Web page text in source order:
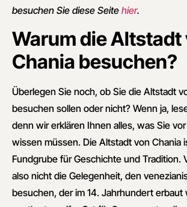
besuchen Sie diese Seite hier.
Warum die Altstadt
Chania besuchen?
Überlegen Sie noch, ob Sie die Altstadt
besuchen sollen oder nicht? Wenn ja,
denn wir erklären Ihnen alles, was Sie
wissen müssen. Die Altstadt von Chania
Fundgrube für Geschichte und Tradition.
also nicht die Gelegenheit, den
besuchen, der im 14. Jahrhundert erbaut